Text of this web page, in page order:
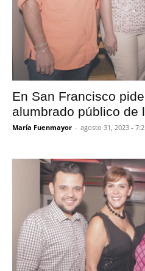
En San Francisco
alumbrado público de
María Fuenmayor - agosto 31, 2023 -